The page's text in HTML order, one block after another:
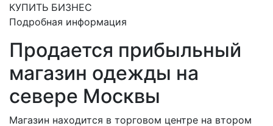
КУПИТЬ БИЗНЕС
Подробная информация
Продается прибыльный
магазин одежды на
севере Москвы
Магазин находится в торговом центре на втором